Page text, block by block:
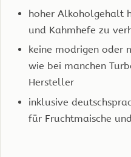
hoher Alkoholgehalt
und Kahmhefe zu
keine modrigen oder
wie bei manchen
Hersteller
inklusive
für Fruchtmaische